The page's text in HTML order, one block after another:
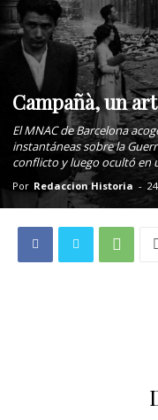
Campañà, un
El MNAC de Barcelona
instantáneas sobre la
conflicto y luego ocultó en
Por Redaccion Historia -